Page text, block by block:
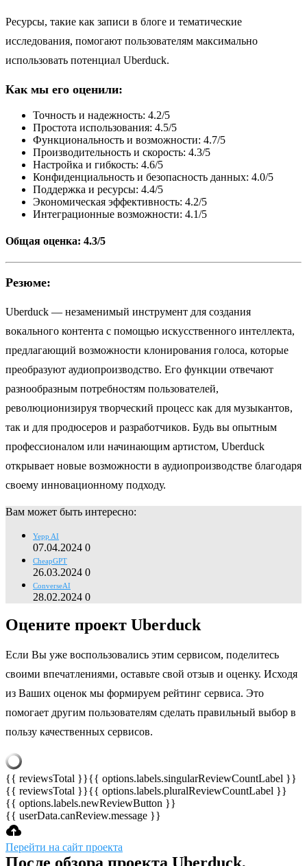
Ресурсы, такие как записи в блоге и тематические
исследования, помогают пользователям максимально
использовать потенциал Uberduck.
Как мы его оценили:
Точность и надежность: 4.2/5
Простота использования: 4.5/5
Функциональность и возможности: 4.7/5
Производительность и скорость: 4.3/5
Настройка и гибкость: 4.6/5
Конфиденциальность и безопасность данных: 4.0/5
Поддержка и ресурсы: 4.4/5
Экономическая эффективность: 4.2/5
Интеграционные возможности: 4.1/5
Общая оценка: 4.3/5
Резюме:
Uberduck — незаменимый инструмент для создания
вокального контента с помощью искусственного интеллекта,
предлагающий возможности клонирования голоса, которые
преобразуют аудиопроизводство. Его функции отвечают
разнообразным потребностям пользователей,
революционизируя творческий процесс как для музыкантов,
так и для продюсеров и разработчиков. Будь вы опытным
профессионалом или начинающим артистом, Uberduck
открывает новые возможности в аудиопроизводстве благодаря
своему инновационному подходу.
Вам может быть интересно:
Yepp AI
07.04.2024 0
CheapGPT
26.03.2024 0
ConverseAI
28.02.2024 0
Оцените проект Uberduck
Если Вы уже воспользовались этим сервисом, поделитесь
своими впечатлениями, оставьте свой отзыв и оценку. Исходя
из Ваших оценок мы формируем рейтинг сервиса. Это
помогает другим пользователям сделать правильный выбор в
пользу качественных сервисов.
{{ reviewsTotal }}{{ options.labels.singularReviewCountLabel }}
{{ reviewsTotal }}{{ options.labels.pluralReviewCountLabel }}
{{ options.labels.newReviewButton }}
{{ userData.canReview.message }}
Перейти на сайт проекта